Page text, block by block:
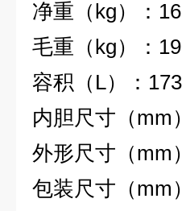
净重（kg） ：
毛重（kg） ：
容积（ L） ： 173
内胆尺寸（mm ）
外形尺寸（mm ）
包装尺寸（mm ）